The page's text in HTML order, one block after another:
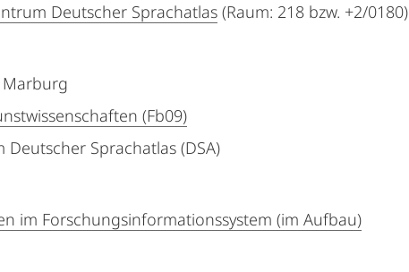
Deutscher Sprachatlas (Raum: 218 bzw. +2/0180)
Marburg
(Fb09)
Sprachatlas (DSA)
im Forschungsinformationssystem (im Aufbau)